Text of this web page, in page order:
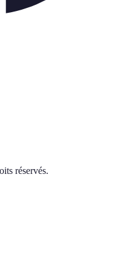
réservés.